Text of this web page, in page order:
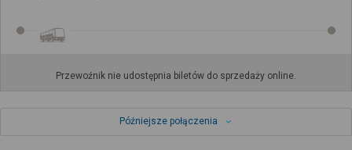
Przewoźnik nie udostępnia biletów do sprzedaży online.
Późniejsze połączenia